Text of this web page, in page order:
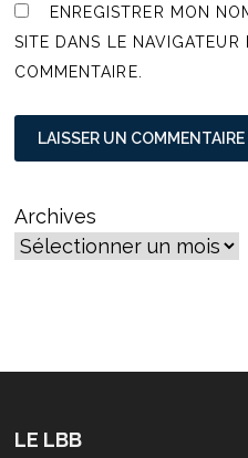
ENREGISTRER MON
SITE DANS LE NAVIGATEUR
COMMENTAIRE.
Archives
LE LBB